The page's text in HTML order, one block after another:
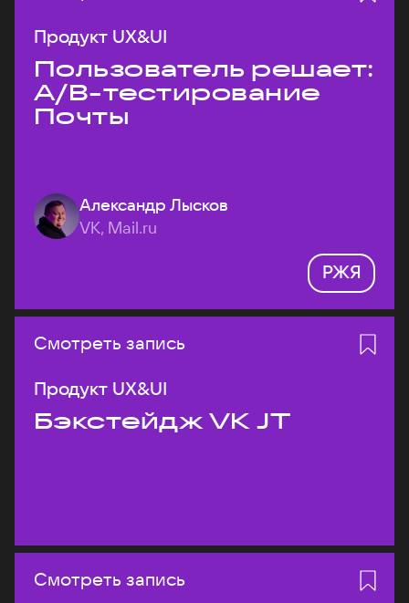
Продукт UX&UI
Пользователь решает:
A/B-тестирование
Почты
Александр Лысков
VK, Mail.ru
РЖЯ
Смотреть запись
Продукт UX&UI
Бэкстейдж VK JT
Смотреть запись